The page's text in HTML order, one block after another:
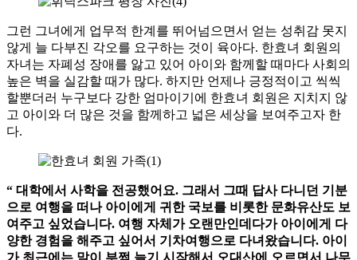
그런 그녀에게 업무적 한계를 뛰어넘으면서 얻는 성취감 못지
않게 늘 다부진 각오를 요구하는 것이 육아다. 한효녀 회원의
자녀는 자폐성 장애를 앓고 있어 아이와 함께할 때마다 사회의
높은 벽을 실감할 때가 많다. 하지만 언제나 긍정적이고 씩씩
할뿐더러 누구보다 강한 엄마이기에 한효녀 회원은 지치지 않
고 아이와 더 많은 것을 함께하고 넓은 세상을 보여주고자 한
다.
“ 대학에서 사학을 전공했어요. 그래서 그때 답사 다니던 기분
으로 여행을 떠나 아이에게 귀한 국보를 비롯한 문화유산도 보
여주고 싶었습니다. 여행 자체가 오랜만인데다가 아이에게 다
양한 경험을 해주고 싶어서 기차여행으로 다녀왔습니다. 아이
가 최근에는 말이 부쩍 늘기 시작해서 오대산에 오르면서 나무